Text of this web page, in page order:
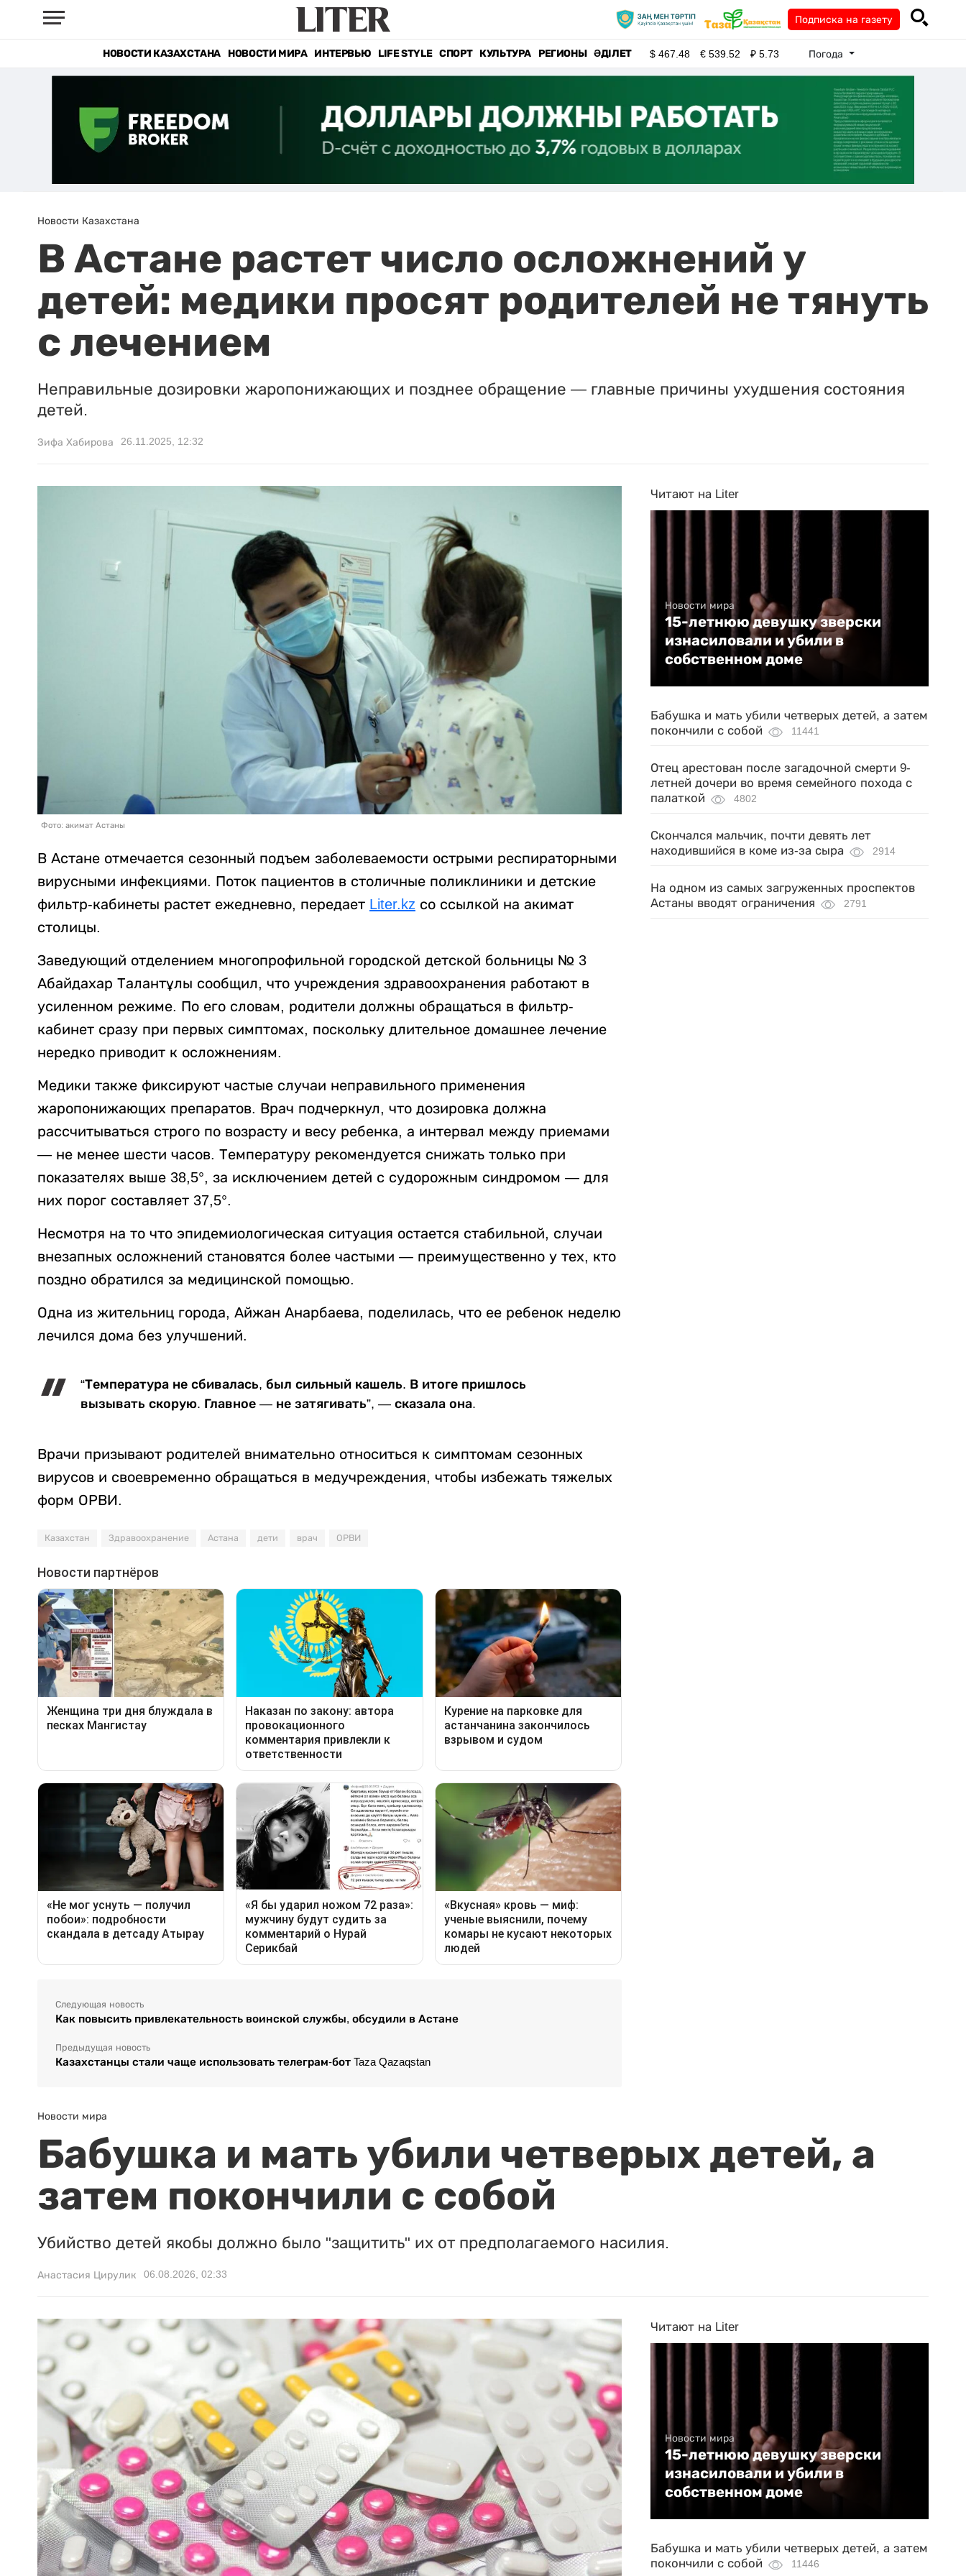
Подписка на газету
НОВОСТИ КАЗАХСТАНА НОВОСТИ МИРА ИНТЕРВЬЮ LIFE STYLE СПОРТ КУЛЬТУРА РЕГИОНЫ ӘДІЛЕТ $467.48 €539.52 ₽5.73 Погода
Новости Казахстана
В Астане растет число осложнений у
детей: медики просят родителей не тянуть
с лечением
Неправильные дозировки жаропонижающих и позднее обращение — главные причины ухудшения состояния
детей.
Зифа Хабирова 26.11.2025, 12:32
Фото: акимат Астаны
В Астане отмечается сезонный подъем заболеваемости острыми респираторными
вирусными инфекциями. Поток пациентов в столичные поликлиники и детские
фильтр-кабинеты растет ежедневно, передает Liter.kz со ссылкой на акимат
столицы.
Заведующий отделением многопрофильной городской детской больницы № 3
Абайдахар Талантұлы сообщил, что учреждения здравоохранения работают в
усиленном режиме. По его словам, родители должны обращаться в фильтр-
кабинет сразу при первых симптомах, поскольку длительное домашнее лечение
нередко приводит к осложнениям.
Медики также фиксируют частые случаи неправильного применения
жаропонижающих препаратов. Врач подчеркнул, что дозировка должна
рассчитываться строго по возрасту и весу ребенка, а интервал между приемами
— не менее шести часов. Температуру рекомендуется снижать только при
показателях выше 38,5°, за исключением детей с судорожным синдромом — для
них порог составляет 37,5°.
Несмотря на то что эпидемиологическая ситуация остается стабильной, случаи
внезапных осложнений становятся более частыми — преимущественно у тех, кто
поздно обратился за медицинской помощью.
Одна из жительниц города, Айжан Анарбаева, поделилась, что ее ребенок неделю
лечился дома без улучшений.
“Температура не сбивалась, был сильный кашель. В итоге пришлось
вызывать скорую. Главное — не затягивать”, — сказала она.
Врачи призывают родителей внимательно относиться к симптомам сезонных
вирусов и своевременно обращаться в медучреждения, чтобы избежать тяжелых
форм ОРВИ.
Казахстан Здравоохранение Астана дети врач ОРВИ
Следующая новость
Как повысить привлекательность воинской службы, обсудили в Астане
Предыдущая новость
Казахстанцы стали чаще использовать телеграм-бот Taza Qazaqstan
Читают на Liter
Новости мира
15-летнюю девушку зверски
изнасиловали и убили в
собственном доме
Бабушка и мать убили четверых детей, а затем
покончили с собой
11441
Отец арестован после загадочной смерти 9-
летней дочери во время семейного похода с
палаткой
4802
Скончался мальчик, почти девять лет
находившийся в коме из-за сыра
2914
На одном из самых загруженных проспектов
Астаны вводят ограничения
2791
Новости мира
Бабушка и мать убили четверых детей, а
затем покончили с собой
Убийство детей якобы должно было "защитить" их от предполагаемого насилия.
Анастасия Цирулик 06.08.2026, 02:33
Читают на Liter
Новости мира
15-летнюю девушку зверски
изнасиловали и убили в
собственном доме
Бабушка и мать убили четверых детей, а затем
покончили с собой
11446